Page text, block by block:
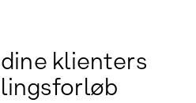
klienters